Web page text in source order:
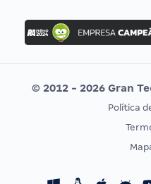
Concurso Ibama
Concurso MPU
Editais publicados
CONCURSOS POR PROFISSÃO
Concursos Fiscais
© 2012 - 2026 Gran
Política